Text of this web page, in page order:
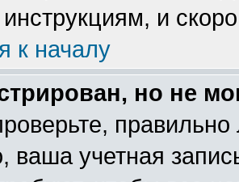
инструкциям, и
к началу
но не
ваша учетная